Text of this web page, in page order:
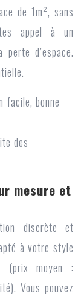
de 1m², sans
appel à un
d’espace.
facile, bonne
des
mesure et
discrète et
à votre style
(prix moyen :
Vous pouvez